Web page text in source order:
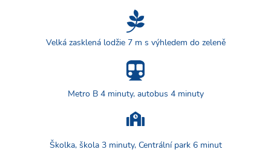
Velká zasklená lodžie 7 m s výhledem do zeleně
Metro B 4 minuty, autobus 4 minuty
Školka, škola 3 minuty, Centrální park 6 minut